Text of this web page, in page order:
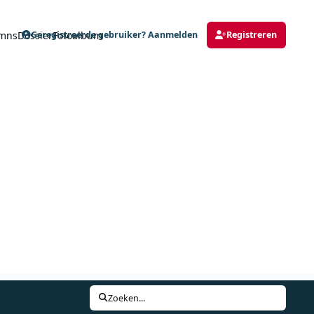
DossierFotoalbum
Geregistreerde gebruiker? Aanmelden Registreren
Zoeken...